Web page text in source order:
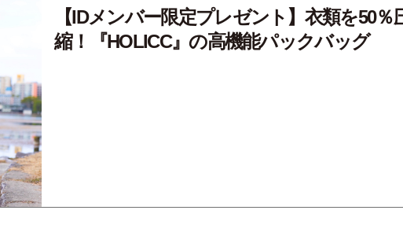
【IDメンバー限定プレゼント】衣類を50％
縮！『HOLICC』の高機能パックバッグ